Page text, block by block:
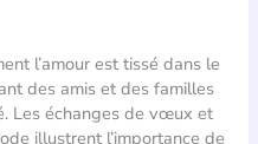
l’amour est tissé dans le
des amis et des familles
Les échanges de vœux et
illustrent l’importance de